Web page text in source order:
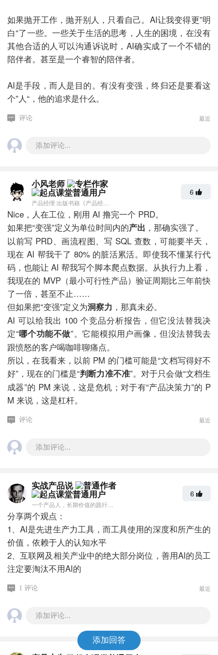
如果抛开工作，抛开别人，只看自己。AI让我变得更”明
白“了一些。一些关于生活的思考，人生的困境，在没有
其他合适的人可以沟通诉说时，AI确实成了一个不错的
陪伴者。甚至是一个睿智的陪伴者。
AI是手段，而人是目的。有没有变强，终归还是要看这
个”人“，他的追求是什么。
评论 最近
添加评论...
小风老师
6
Nice，人在工位，刚用 AI 撸完一个 PRD。
如果把“变强”定义为单位时间内的产出 ，那确实强了。
以前写 PRD、画流程图、写 SQL 查数，可能要半天，
现在 AI 帮我干了 80% 的脏活累活。即使我不懂某行代
码，也能让 AI 帮我写个脚本爬点数据。从执行力上看，
我现在的 MVP（最小可行性产品）验证周期比三年前快
了一倍，甚至不止……
但如果把“变强”定义为洞察力 ，那真未必。
AI 可以给我出 100 个竞品分析报告，但它没法替我决
定“哪个功能不做”。它能模拟用户画像，但没法替我去
跟愤怒的客户喝咖啡聊痛点。
所以，在我看来，以前 PM 的门槛可能是“文档写得好不
好”，现在的门槛是“判断力准不准”。对于只会做“文档生
成器”的 PM 来说，这是危机；对于有“产品决策力”的 P
M 来说，这是杠杆。
评论 最近
添加评论...
实战产品说
6
分享两个观点：
1、AI是先进生产力工具，而工具使用的深度和所产生的
价值，依赖于人的认知水平
2、互联网及相关产业中的绝大部分岗位，善用AI的员工
注定要淘汰不用AI的
1 评论 最近
添加评论...
添加回答